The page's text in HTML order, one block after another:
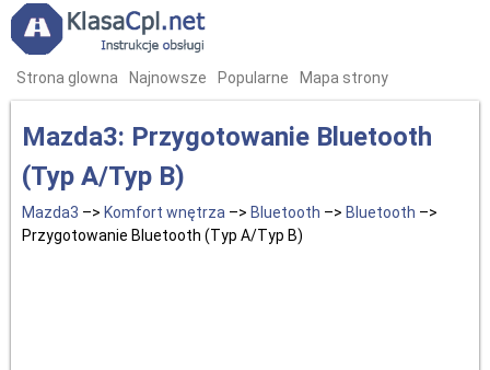
Strona glowna Najnowsze Popularne Mapa strony
Mazda3: Przygotowanie Bluetooth
(Typ A/Typ B)
Mazda3 –> Komfort wnętrza –> Bluetooth –> Bluetooth –>
Przygotowanie Bluetooth (Typ A/Typ B)